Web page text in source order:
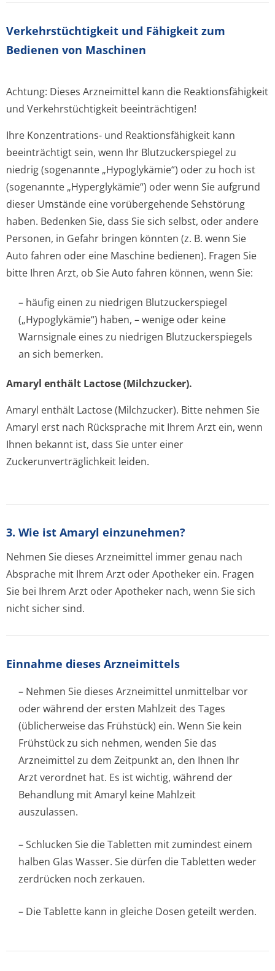
Verkehrstüchtig­keit und Fähigkeit zum
Bedienen von Maschinen
Achtung: Dieses Arzneimittel kann die Reaktionsfähigkeit
und Verkehrstüchtigkeit beeinträchtigen!
Ihre Konzentrations- und Reaktionsfähigkeit kann
beeinträchtigt sein, wenn Ihr Blutzuckerspiegel zu
niedrig (sogenannte „Hypoglykämie“) oder zu hoch ist
(sogenannte „Hyperglykämie“) oder wenn Sie aufgrund
dieser Umstände eine vorübergehende Sehstörung
haben. Bedenken Sie, dass Sie sich selbst, oder andere
Personen, in Gefahr bringen könnten (z. B. wenn Sie
Auto fahren oder eine Maschine bedienen). Fragen Sie
bitte Ihren Arzt, ob Sie Auto fahren können, wenn Sie:
– häufig einen zu niedrigen Blutzuckerspiegel
(„Hypoglykämie“) haben, – wenige oder keine
Warnsignale eines zu niedrigen Blutzuckerspiegels
an sich bemerken.
Amaryl enthält Lactose (Milchzucker).
Amaryl enthält Lactose (Milchzucker). Bitte nehmen Sie
Amaryl erst nach Rücksprache mit Ihrem Arzt ein, wenn
Ihnen bekannt ist, dass Sie unter einer
Zuckerunverträglichke­it leiden.
3. Wie ist Amaryl einzunehmen?
Nehmen Sie dieses Arzneimittel immer genau nach
Absprache mit Ihrem Arzt oder Apotheker ein. Fragen
Sie bei Ihrem Arzt oder Apotheker nach, wenn Sie sich
nicht sicher sind.
Einnahme dieses Arzneimittels
– Nehmen Sie dieses Arzneimittel unmittelbar vor
oder während der ersten Mahlzeit des Tages
(üblicherweise das Frühstück) ein. Wenn Sie kein
Frühstück zu sich nehmen, wenden Sie das
Arzneimittel zu dem Zeitpunkt an, den Ihnen Ihr
Arzt verordnet hat. Es ist wichtig, während der
Behandlung mit Amaryl keine Mahlzeit
auszulassen.
– Schlucken Sie die Tabletten mit zumindest einem
halben Glas Wasser. Sie dürfen die Tabletten weder
zerdrücken noch zerkauen.
– Die Tablette kann in gleiche Dosen geteilt werden.